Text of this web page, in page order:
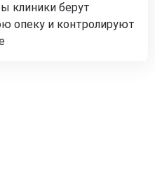
клиники берут
опеку и контролируют